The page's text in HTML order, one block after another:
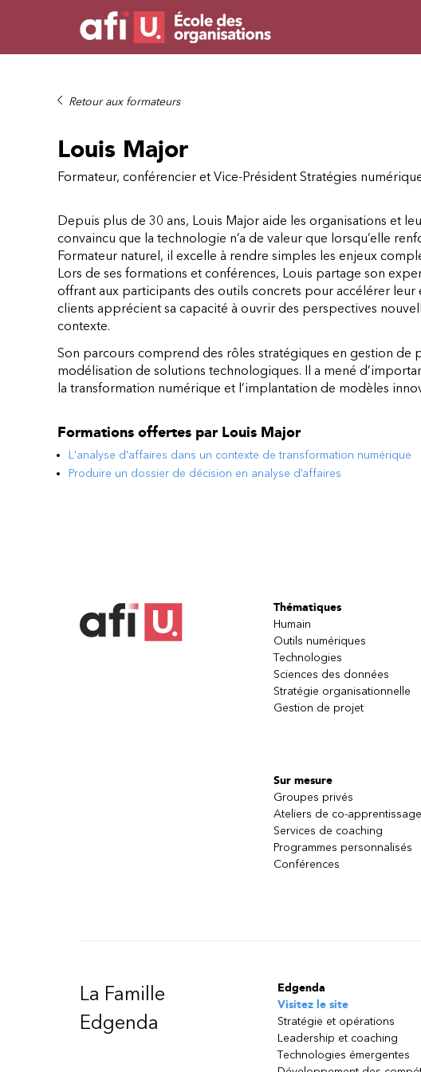
Retour aux formateurs
Louis Major
Formateur, conférencier et Vice-Président Stratégies
Depuis plus de 30 ans, Louis Major aide les organisations et
convaincu que la technologie n’a de valeur que lorsqu’elle
Formateur naturel, il excelle à rendre simples les enjeux
Lors de ses formations et conférences, Louis partage son
offrant aux participants des outils concrets pour accélérer leur
clients apprécient sa capacité à ouvrir des perspectives
contexte.
Son parcours comprend des rôles stratégiques en gestion de
modélisation de solutions technologiques. Il a mené
la transformation numérique et l’implantation de modèles
Formations offertes par Louis Major
L'analyse d'affaires dans un contexte de transformation numérique
Produire un dossier de décision en analyse d’affaires
Thématiques
Humain
Outils numériques
Technologies
Sciences des données
Stratégie organisationnelle
Gestion de projet
Sur mesure
Groupes privés
Ateliers de co-apprentissage
Services de coaching
Programmes personnalisés
Conférences
La Famille
Edgenda
Edgenda
Visitez le site
Stratégie et opérations
Leadership et coaching
Technologies émergentes